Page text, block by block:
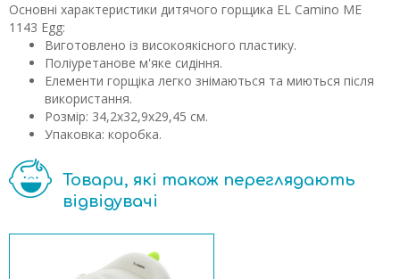
Основні характеристики дитячого горщика EL Camino ME
1143 Egg:
Виготовлено із високоякісного пластику.
Поліуретанове м'яке сидіння.
Елементи горщіка легко знімаються та миються після
використання.
Розмір: 34,2х32,9х29,45 см.
Упаковка: коробка.
Товари, які також переглядають
відвідувачі